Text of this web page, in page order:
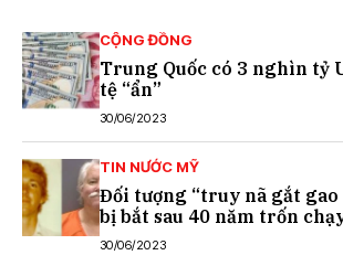
CỘNG ĐỒNG
Trung Quốc có 3 nghìn tỷ
tệ “ẩn”
30/06/2023
TIN NƯỚC MỸ
Đối tượng “truy nã gắt gao
bị bắt sau 40 năm trốn
30/06/2023